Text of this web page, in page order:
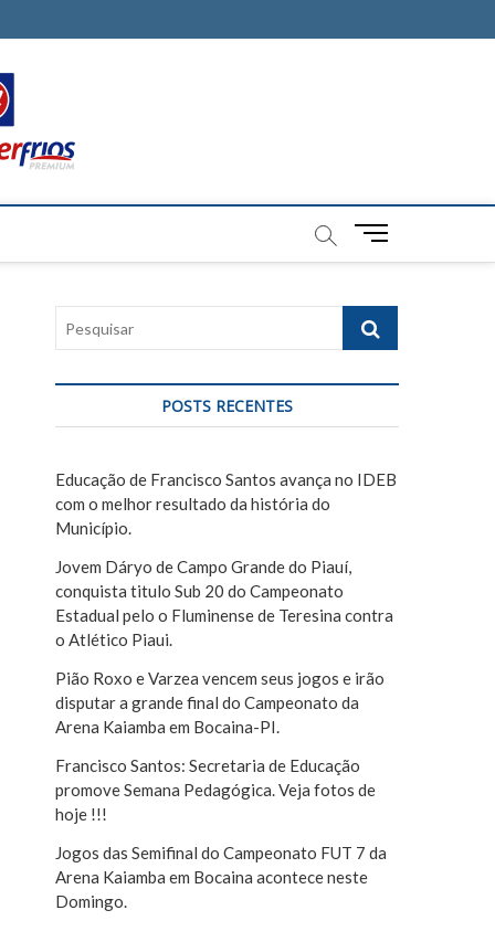
M
u
B
u
o
q
a
POSTS RECENTES
Educação de Francisco Santos avança no IDEB
com o melhor resultado da história do
Município.
Jovem Dáryo de Campo Grande do Piauí,
conquista titulo Sub 20 do Campeonato
Estadual pelo o Fluminense de Teresina contra
o Atlético Piaui.
Pião Roxo e Varzea vencem seus jogos e irão
disputar a grande final do Campeonato da
Arena Kaiamba em Bocaina-PI.
Francisco Santos: Secretaria de Educação
promove Semana Pedagógica. Veja fotos de
hoje !!!
Jogos das Semifinal do Campeonato FUT 7 da
Arena Kaiamba em Bocaina acontece neste
Domingo.